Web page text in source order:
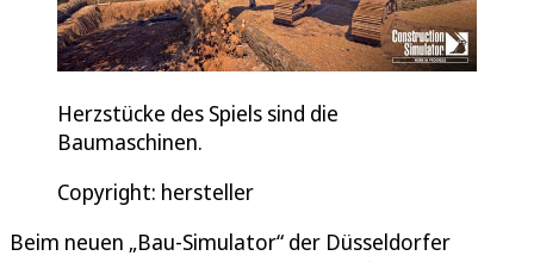
Herzstücke des Spiels sind die
Baumaschinen.
Copyright: hersteller
Beim neuen „Bau-Simulator“ der Düsseldorfer